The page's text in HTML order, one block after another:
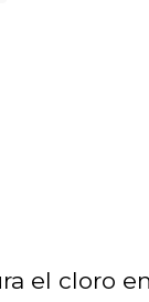
el cloro